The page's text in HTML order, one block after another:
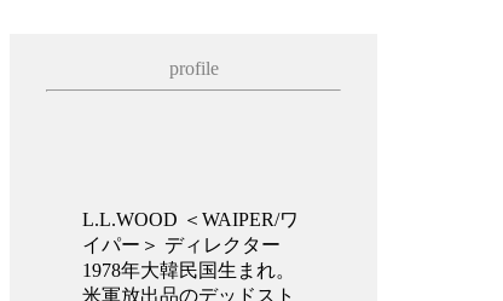
profile
L.L.WOOD ＜WAIPER/ワ
イパー＞ ディレクター
1978年大韓民国生まれ。
米軍放出品のデッドスト